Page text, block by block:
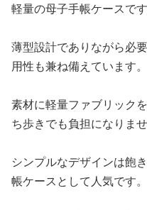
軽量の母子手帳ケースです
薄型設計でありながら必
用性も兼ね備えています。
素材に軽量ファブリック
ち歩きでも負担になりませ
シンプルなデザインは飽
帳ケースとして人気です。